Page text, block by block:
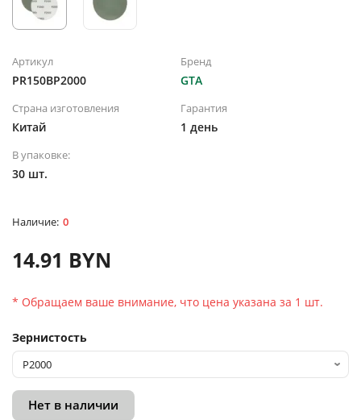
Артикул
PR150BP2000
Бренд
GTA
Страна изготовления
Китай
Гарантия
1 день
В упаковке:
30 шт.
0
14.91 BYN
* Обращаем ваше внимание, что цена указана за 1 шт.
Зернистость
Нет в наличии